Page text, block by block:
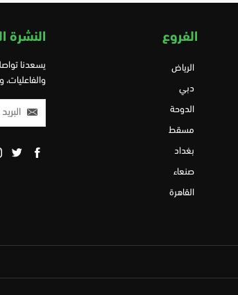
الفروع
الرياض
دبي
الدوحة
مسقط
بغداد
صنعاء
القاهرة
النشرة
يسعدنا